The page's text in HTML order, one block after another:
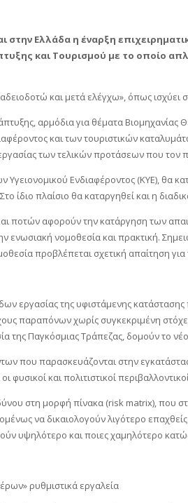
Ελλάδα η έναρξη
και Τουρισμού με το οποίο
και μετά ελέγχω», όπως ισχύει
αρμόδια για θέματα
και των τουριστικών
των τελικών προτάσεων που τον
Ενδιαφέροντος (ΚΥΕ), θα
πλαίσιο θα καταργηθεί και η
ποτών αφορούν την κατάργηση των
νομοθεσία και πρακτική.
προβλέπεται σχετική απαίτηση
εργασίας της υφιστάμενης
παραπόνων χωρίς συγκεκριμένη
της Παγκόσμιας Τράπεζας, δομούν το
που παρασκευάζονται στην
και πολιτιστικοί
στη μορφή πίνακα (risk matrix), που
να δικαιολογούν λιγότερο
υψηλότερο και ποιες χαμηλότερο
ρυθμιστικά εργαλεία